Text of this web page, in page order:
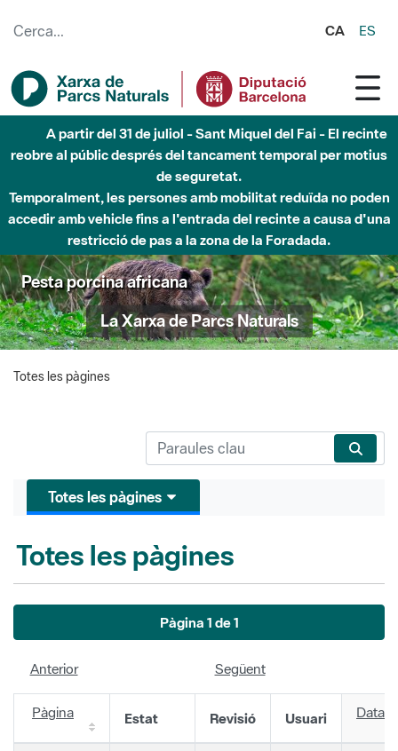
CA ES
A partir del 31 de juliol - Sant Miquel del Fai - El recinte
reobre al públic després del tancament temporal per motius
de seguretat.
Temporalment, les persones amb mobilitat reduïda no poden
accedir amb vehicle fins a l'entrada del recinte a causa d'una
restricció de pas a la zona de la Foradada.
Pesta porcina africana
La Xarxa de Parcs Naturals
Totes les pàgines
Totes les pàgines
Totes les pàgines
Pàgina 1 de 1
Anterior Següent
Pàgina Estat Revisió Usuari Data